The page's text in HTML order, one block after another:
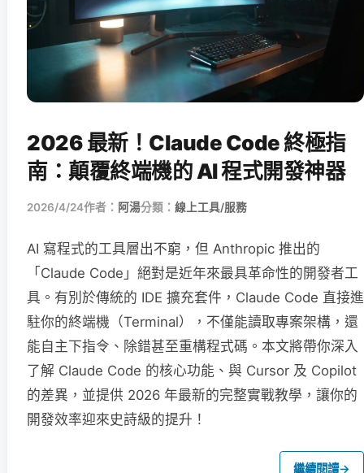
2026 最新！Claude Code 終極指
南：顛覆終端機的 AI 程式開發神器
2026/4/24作者： 阿湯分類： 線上工具/服務
AI 寫程式的工具層出不窮，但 Anthropic 推出的
「Claude Code」絕對是近年來最具革命性的開發者工
具。有別於傳統的 IDE 擴充套件，Claude Code 直接進
駐你的終端機（Terminal），不僅能讀取專案架構，還
能自主下指令、除錯甚至重構程式碼。本文將帶你深入
了解 Claude Code 的核心功能、與 Cursor 及 Copilot
的差異，並提供 2026 年最新的完整實戰教學，讓你的
開發效率迎來史詩級的提升！
繼續閱讀→